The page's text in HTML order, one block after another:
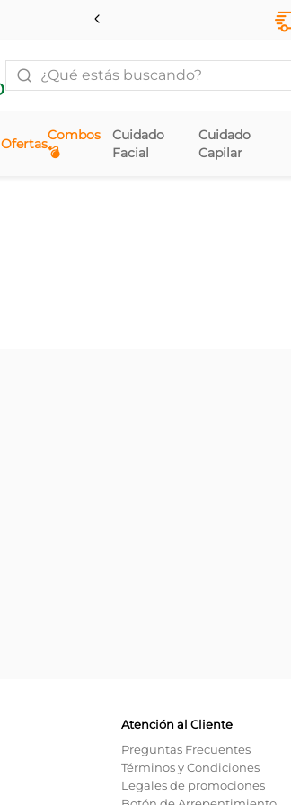
¿Qué estás buscando?
Ofertas
Combos
💣
Cuidado
Facial
Cuidado
Capilar
Atención al Cliente
Preguntas Frecuentes
Términos y Condiciones
Legales de promociones